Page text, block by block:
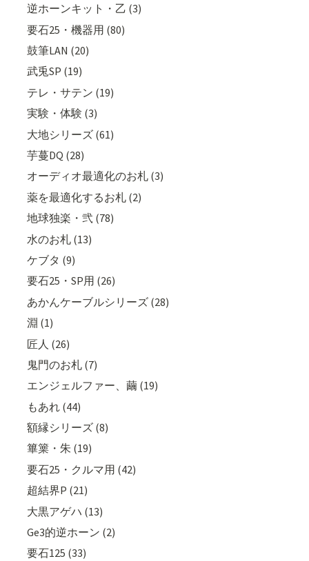
逆ホーンキット・乙 (3)
要石25・機器用 (80)
鼓筆LAN (20)
武兎SP (19)
テレ・サテン (19)
実験・体験 (3)
大地シリーズ (61)
芋蔓DQ (28)
オーディオ最適化のお札 (3)
薬を最適化するお札 (2)
地球独楽・弐 (78)
水のお札 (13)
ケブタ (9)
要石25・SP用 (26)
あかんケーブルシリーズ (28)
淵 (1)
匠人 (26)
鬼門のお札 (7)
エンジェルファー、繭 (19)
もあれ (44)
額縁シリーズ (8)
篳篥・朱 (19)
要石25・クルマ用 (42)
超結界P (21)
大黒アゲハ (13)
Ge3的逆ホーン (2)
要石125 (33)